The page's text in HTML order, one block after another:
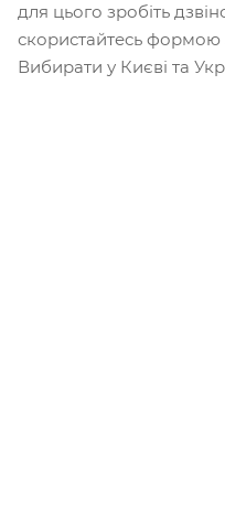
для цього зробіть
скористайтесь формою
Вибирати у Києві та